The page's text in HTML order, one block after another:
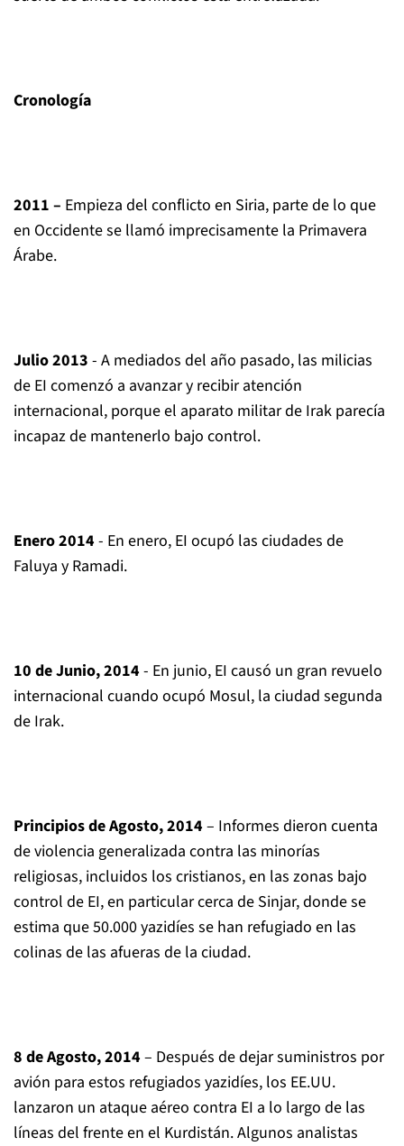
Cronología
2011 – Empieza del conflicto en Siria, parte de lo que
en Occidente se llamó imprecisamente la Primavera
Árabe.
Julio 2013 - A mediados del año pasado, las milicias
de EI comenzó a avanzar y recibir atención
internacional, porque el aparato militar de Irak parecía
incapaz de mantenerlo bajo control.
Enero 2014 - En enero, EI ocupó las ciudades de
Faluya y Ramadi.
10 de Junio, 2014 - En junio, EI causó un gran revuelo
internacional cuando ocupó Mosul, la ciudad segunda
de Irak.
Principios de Agosto, 2014 – Informes dieron cuenta
de violencia generalizada contra las minorías
religiosas, incluidos los cristianos, en las zonas bajo
control de EI, en particular cerca de Sinjar, donde se
estima que 50.000 yazidíes se han refugiado en las
colinas de las afueras de la ciudad.
8 de Agosto, 2014 – Después de dejar suministros por
avión para estos refugiados yazidíes, los EE.UU.
lanzaron un ataque aéreo contra EI a lo largo de las
líneas del frente en el Kurdistán. Algunos analistas